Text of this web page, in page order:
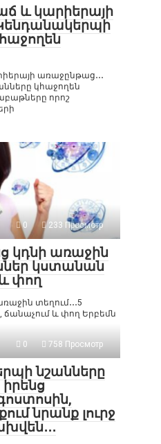
և կարիերայի
առաջընթաց․․․
կհաջողեն
որոշ
0 233 Просмотр
կդնի առաջին
կստանան
փող
տեղում․․․5
և փող Երբեմն
0 758 Просмотр
նշանները
նրանք լուրջ